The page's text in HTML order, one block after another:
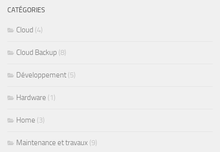
CATÉGORIES
Cloud (4)
Cloud Backup (8)
Développement (5)
Hardware (1)
Home (3)
Maintenance et travaux (9)